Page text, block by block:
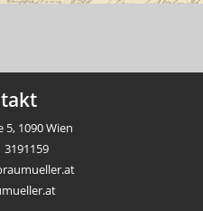
5, 1090 Wien
3191159